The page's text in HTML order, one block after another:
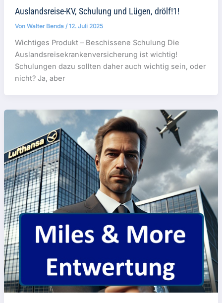
Auslandsreise-KV, Schulung und Lügen, drölf!1!
Von Walter Benda /12. Juli 2025
Wichtiges Produkt – Beschissene Schulung Die
Auslandsreisekrankenversicherung ist wichtig!
Schulungen dazu sollten daher auch wichtig sein, oder
nicht? Ja, aber